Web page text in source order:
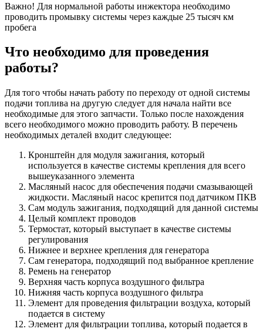
Важно! Для нормальной работы инжектора необходимо
проводить промывку системы через каждые 25 тысяч км
пробега
Что необходимо для проведения
работы?
Для того чтобы начать работу по переходу от одной системы
подачи топлива на другую следует для начала найти все
необходимые для этого запчасти. Только после нахождения
всего необходимого можно проводить работу. В перечень
необходимых деталей входит следующее:
Кронштейн для модуля зажигания, который
используется в качестве системы крепления для всего
вышеуказанного элемента
Масляный насос для обеспечения подачи смазывающей
жидкости. Масляный насос крепится под датчиком ПКВ
Сам модуль зажигания, подходящий для данной системы
Целый комплект проводов
Термостат, который выступает в качестве системы
регулирования
Нижнее и верхнее крепления для генератора
Сам генератора, подходящий под выбранное крепление
Ремень на генератор
Верхняя часть корпуса воздушного фильтра
Нижняя часть корпуса воздушного фильтра
Элемент для проведения фильтрации воздуха, который
подается в систему
Элемент для фильтрации топлива, который подается в